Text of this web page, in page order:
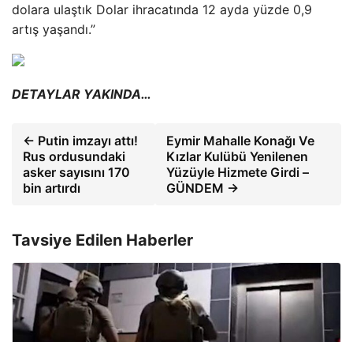
dolara ulaştık Dolar ihracatında 12 ayda yüzde 0,9
artış yaşandı.”
DETAYLAR YAKINDA…
← Putin imzayı attı!
Rus ordusundaki
asker sayısını 170
bin artırdı
Eymir Mahalle Konağı Ve
Kızlar Kulübü Yenilenen
Yüzüyle Hizmete Girdi –
GÜNDEM →
Tavsiye Edilen Haberler